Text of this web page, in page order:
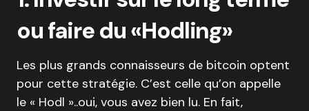
ou faire du «Hodling»
Les plus grands connaisseurs de bitcoin optent
pour cette stratégie. C’est celle qu’on appelle
le « Hodl »..oui, vous avez bien lu. En fait,